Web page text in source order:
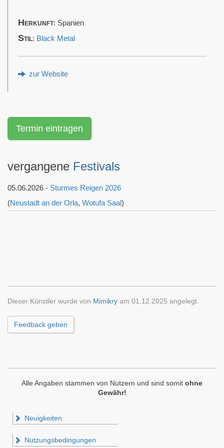
Herkunft: Spanien
Stil: Black Metal
zur Website
Termin eintragen
vergangene Festivals
05.06.2026 - Sturmes Reigen 2026
(Neustadt an der Orla, Wotufa Saal)
Dieser Künstler wurde von Mimikry am 01.12.2025 angelegt.
Feedback geben
Alle Angaben stammen von Nutzern und sind somit ohne
Gewähr!
Neuigkeiten
Nutzungsbedingungen